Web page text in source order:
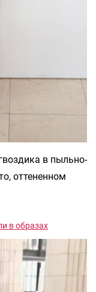
в пыльно-
оттененном
в образах